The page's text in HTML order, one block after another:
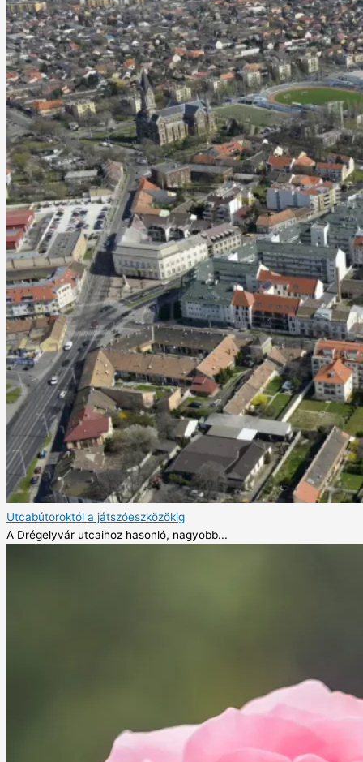
Utcabútoroktól a játszóeszközökig
A Drégelyvár utcaihoz hasonló, nagyobb...